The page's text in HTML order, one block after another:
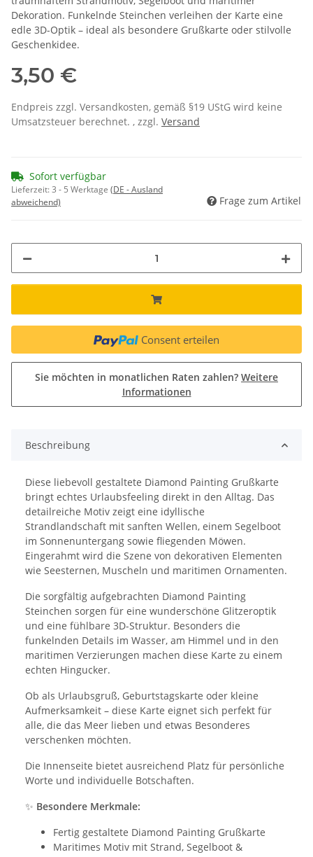
Dekoration. Funkelnde Steinchen verleihen der Karte eine
edle 3D-Optik – ideal als besondere Grußkarte oder stilvolle
Geschenkidee.
3,50 €
Endpreis zzgl. Versandkosten, gemäß §19 UStG wird keine
Umsatzsteuer berechnet. , zzgl. Versand
Sofort verfügbar
Lieferzeit:3 - 5 Werktage (DE - Ausland
abweichend)
Frage zum Artikel
Consent erteilen
Sie möchten in monatlichen Raten zahlen? Weitere
Informationen
Beschreibung
Diese liebevoll gestaltete Diamond Painting Grußkarte
bringt echtes Urlaubsfeeling direkt in den Alltag. Das
detailreiche Motiv zeigt eine idyllische
Strandlandschaft mit sanften Wellen, einem Segelboot
im Sonnenuntergang sowie fliegenden Möwen.
Eingerahmt wird die Szene von dekorativen Elementen
wie Seesternen, Muscheln und maritimen Ornamenten.
Die sorgfältig aufgebrachten Diamond Painting
Steinchen sorgen für eine wunderschöne Glitzeroptik
und eine fühlbare 3D-Struktur. Besonders die
funkelnden Details im Wasser, am Himmel und in den
maritimen Verzierungen machen diese Karte zu einem
echten Hingucker.
Ob als Urlaubsgruß, Geburtstagskarte oder kleine
Aufmerksamkeit – diese Karte eignet sich perfekt für
alle, die das Meer lieben und etwas Besonderes
verschenken möchten.
Die Innenseite bietet ausreichend Platz für persönliche
Worte und individuelle Botschaften.
✨ Besondere Merkmale:
Fertig gestaltete Diamond Painting Grußkarte
Maritimes Motiv mit Strand, Segelboot &